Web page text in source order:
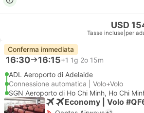
USD
Tasse incluse per
Conferma immediata
16:30 16:15+1 1g 2o 15m
ADL Aeroporto di Adelaide
Connessione automatica | Volo+Volo
SGN Aeroporto di Ho Chi Minh, Ho Chi
Economy | Volo